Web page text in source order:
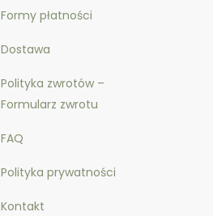
Formy płatności
Dostawa
Polityka zwrotów –
Formularz zwrotu
FAQ
Polityka prywatności
Kontakt